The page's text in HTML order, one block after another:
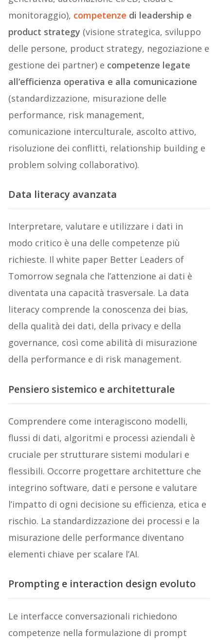
monitoraggio), competenze di leadership e
product strategy (visione strategica, sviluppo
delle persone, product strategy, negoziazione e
gestione dei partner) e competenze legate
all’efficienza operativa e alla comunicazione
(standardizzazione, misurazione delle
performance, risk management,
comunicazione interculturale, ascolto attivo,
risoluzione dei conflitti, relationship building e
problem solving collaborativo).
Data literacy avanzata
Interpretare, valutare e utilizzare i dati in
modo critico è una delle competenze più
richieste. Il white paper Better Leaders of
Tomorrow segnala che l’attenzione ai dati è
diventata una capacità trasversale. La data
literacy comprende la conoscenza dei bias,
della qualità dei dati, della privacy e della
governance, così come abilità di misurazione
della performance e di risk management.
Pensiero sistemico e architetturale
Comprendere come interagiscono modelli,
flussi di dati, algoritmi e processi aziendali è
cruciale per strutturare sistemi modulari e
flessibili. Occorre progettare architetture che
integrino software, dati e persone e valutare
l’impatto di ogni decisione su efficienza, etica e
rischio. La standardizzazione dei processi e la
misurazione delle performance diventano
elementi chiave per scalare l’AI.
Prompting e interaction design evoluto
Le interfacce conversazionali richiedono
competenze nella formulazione di prompt